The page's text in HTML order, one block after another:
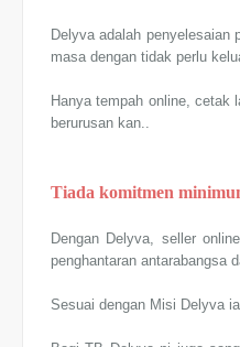
Delyva adalah penyelesaian
masa dengan tidak perlu
Hanya tempah online, cetak
berurusan kan..
Tiada komitmen
Dengan Delyva, seller
penghantaran antarabangsa
Sesuai dengan Misi Delyva